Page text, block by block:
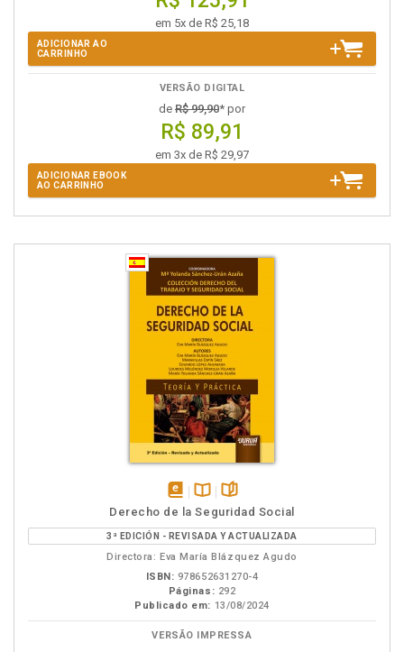
em 5x de R$ 25,18
ADICIONAR AO
CARRINHO
VERSÃO DIGITAL
de R$ 99,90* por
R$ 89,91
em 3x de R$ 29,97
ADICIONAR EBOOK
AO CARRINHO
disponível
em
eBook
Disponível
na
B.V.
páginas
Derecho de la Seguridad Social
3ª EDICIÓN - REVISADA Y ACTUALIZADA
Directora: Eva María Blázquez Agudo
ISBN: 978652631270-4
Páginas: 292
Publicado em: 13/08/2024
VERSÃO IMPRESSA